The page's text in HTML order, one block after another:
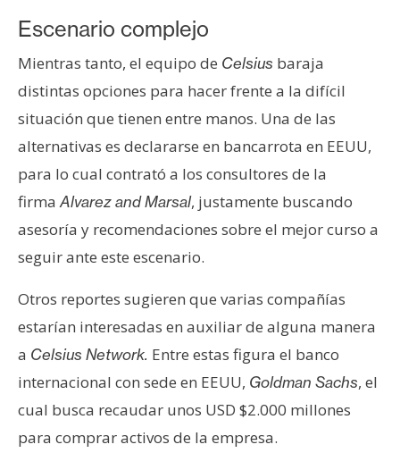
d
Escenario complejo
Mientras tanto, el equipo de Celsius baraja
distintas opciones para hacer frente a la difícil
situación que tienen entre manos. Una de las
alternativas es declararse en bancarrota en EEUU,
para lo cual contrató a los consultores de la
firma Alvarez and Marsal, justamente buscando
asesoría y recomendaciones sobre el mejor curso a
seguir ante este escenario.
Otros reportes sugieren que varias compañías
estarían interesadas en auxiliar de alguna manera
a Celsius Network. Entre estas figura el banco
internacional con sede en EEUU, Goldman Sachs, el
cual busca recaudar unos USD $2.000 millones
para comprar activos de la empresa.